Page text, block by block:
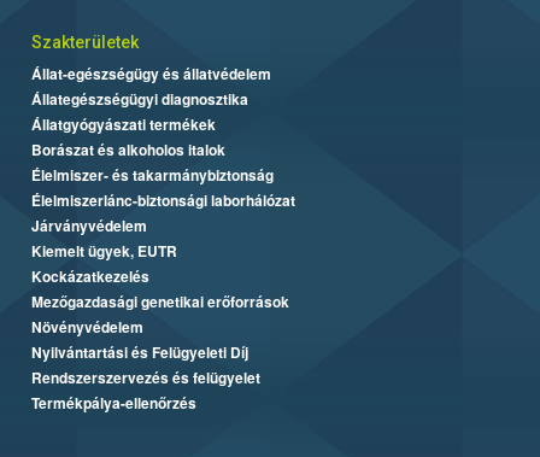
Szakterületek
Állat-egészségügy és állatvédelem
Állategészségügyi diagnosztika
Állatgyógyászati termékek
Borászat és alkoholos italok
Élelmiszer- és takarmánybiztonság
Élelmiszerlánc-biztonsági laborhálózat
Járványvédelem
Kiemelt ügyek, EUTR
Kockázatkezelés
Mezőgazdasági genetikai erőforrások
Növényvédelem
Nyilvántartási és Felügyeleti Díj
Rendszerszervezés és felügyelet
Termékpálya-ellenőrzés